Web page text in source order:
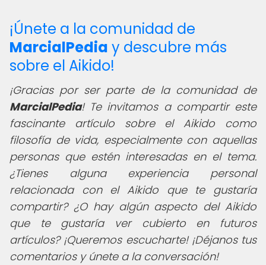
¡Únete a la comunidad de
MarcialPedia y descubre más
sobre el Aikido!
¡Gracias por ser parte de la comunidad de
MarcialPedia! Te invitamos a compartir este
fascinante artículo sobre el Aikido como
filosofía de vida, especialmente con aquellas
personas que estén interesadas en el tema.
¿Tienes alguna experiencia personal
relacionada con el Aikido que te gustaría
compartir? ¿O hay algún aspecto del Aikido
que te gustaría ver cubierto en futuros
artículos? ¡Queremos escucharte! ¡Déjanos tus
comentarios y únete a la conversación!